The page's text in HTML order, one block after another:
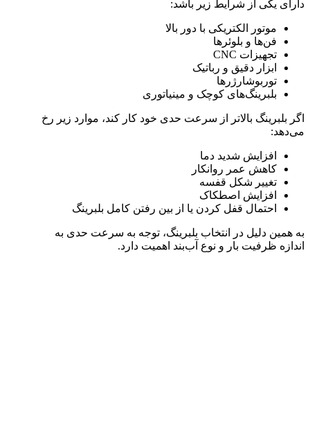
دارای یکی از شرایط زیر باشد:
موتور الکتریکی با دور بالا
فن‌ها و بلوئرها
تجهیزات CNC
ابزار دقیق و رباتیک
توربوشارژرها
بلبرینگ‌های کوچک و مینیاتوری
اگر بلبرینگ بالاتر از سرعت حدی خود کار کند، موارد زیر رخ
می‌دهد:
افزایش شدید دما
کاهش عمر روانکار
تغییر شکل قفسه
افزایش اصطکاک
احتمال قفل کردن یا از بین رفتن کامل بلبرینگ
به همین دلیل در انتخاب بلبرینگ، توجه به سرعت حدی به
اندازه ظرفیت بار و نوع آب‌بند اهمیت دارد.